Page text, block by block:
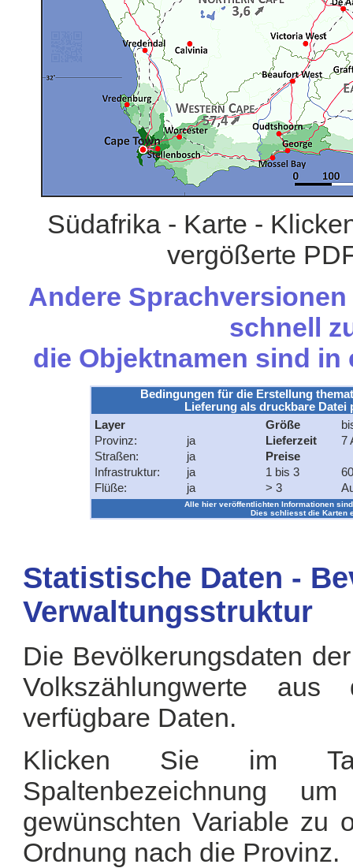
Südafrika - Karte -
vergößerte
Andere
schnell
die Objektnamen sind
Bedingungen für die Erstellung
Lieferung als druckbare Datei
Layer
Provinz:
ja
Straßen:
ja
Infrastruktur:
ja
Flüße:
ja
Größe
Lieferzeit
7
Preise
1 bis 3
> 3
Alle hier veröffentlichten Informationen
Dies schliesst die Karten
Statistische Daten -
Verwaltungsstruktur
Die Bevölkerungsdaten
Volkszählungwerte
verfügbare Daten.
Klicken Sie im
Spaltenbezeichnung
gewünschten Variable zu
Ordnung nach die Provinz.